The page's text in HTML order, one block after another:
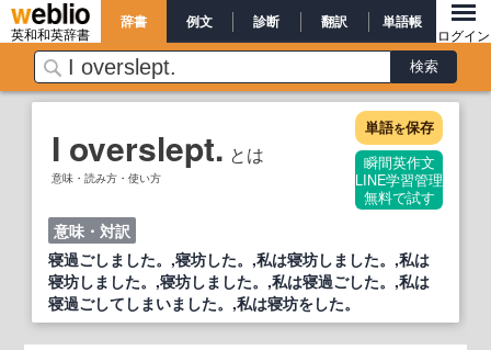
英和和英辞書
辞書 例文 診断 翻訳 単語帳
ログイン
I overslept. とは
意味・読み方・使い方
単語を保存
瞬間英作文
LINE学習管理
無料で試す
意味・対訳
寝過ごしました。,寝坊した。,私は寝坊しました。,私は
寝坊しました。,寝坊しました。,私は寝過ごした。,私は
寝過ごしてしまいました。,私は寝坊をした。